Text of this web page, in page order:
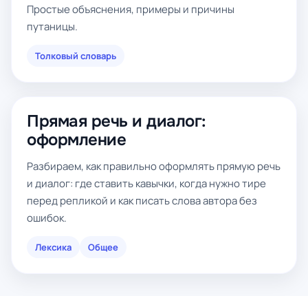
Простые объяснения, примеры и причины
путаницы.
Толковый словарь
Прямая речь и диалог:
оформление
Разбираем, как правильно оформлять прямую речь
и диалог: где ставить кавычки, когда нужно тире
перед репликой и как писать слова автора без
ошибок.
Лексика Общее